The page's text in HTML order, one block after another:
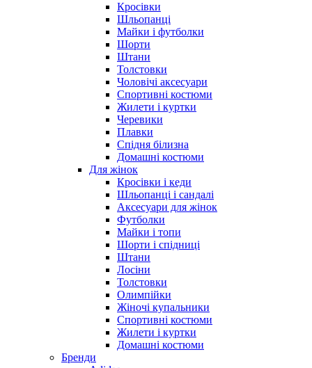
Кросівки
Шльопанці
Майки і футболки
Шорти
Штани
Толстовки
Чоловічі аксесуари
Спортивні костюми
Жилети і куртки
Черевики
Плавки
Спідня білизна
Домашні костюми
Для жінок
Кросівки і кеди
Шльопанці і сандалі
Аксесуари для жінок
Футболки
Майки і топи
Шорти і спідниці
Штани
Лосіни
Толстовки
Олимпійки
Жіночі купальники
Спортивні костюми
Жилети і куртки
Домашні костюми
Бренди